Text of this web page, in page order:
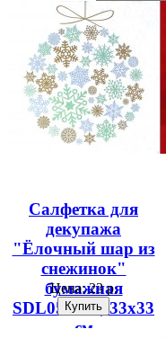
Салфетка для
декупажа
"Ёлочный шар из
снежинок"
бумажная
SDL059306, 33х33
см
Цена:23 р.